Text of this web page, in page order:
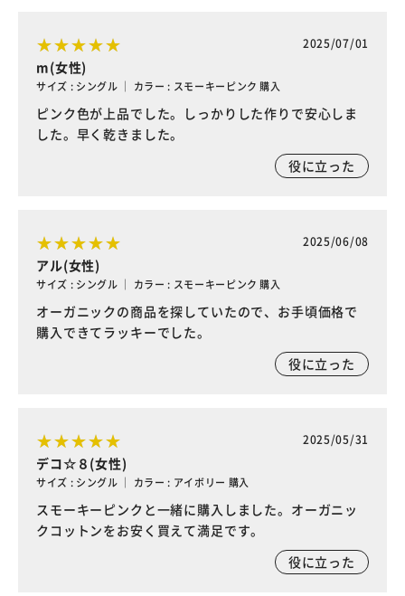
2025/07/01
m(女性)
サイズ : シングル ｜ カラー : スモーキーピンク 購入
ピンク色が上品でした。しっかりした作りで安心しま
した。早く乾きました。
役に立った
2025/06/08
アル(女性)
サイズ : シングル ｜ カラー : スモーキーピンク 購入
オーガニックの商品を探していたので、お手頃価格で
購入できてラッキーでした。
役に立った
2025/05/31
デコ☆８(女性)
サイズ : シングル ｜ カラー : アイボリー 購入
スモーキーピンクと一緒に購入しました。オーガニッ
クコットンをお安く買えて満足です。
役に立った